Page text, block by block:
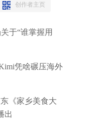
创作者主页
于“谁掌握用
凭啥碾压海外
《家乡美食大
出